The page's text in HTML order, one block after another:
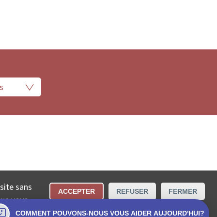
sans
vous
ACCEPTER REFUSER FERMER
COMMENT POUVONS-NOUS VOUS AIDER AUJOURD'HUI?
SA.